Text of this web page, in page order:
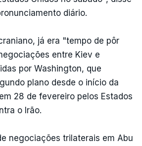
diário.
já era "tempo de pôr
entre Kiev e
por Washington, que
plano desde o início da
28 de fevereiro pelos Estados
o Irão.
negociações trilaterais em Abu